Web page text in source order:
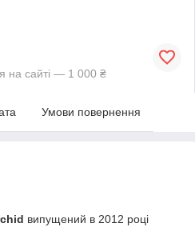
на сайті — 1 000 ₴
Умови повернення
випущений в 2012 році